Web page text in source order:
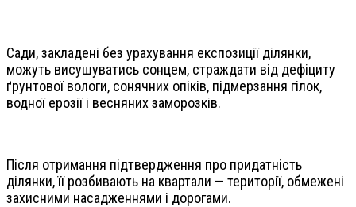
Сади, закладені без урахування експозиції ділянки,
можуть висушуватись сонцем, страждати від дефіциту
ґрунтової вологи, сонячних опіків, підмерзання гілок,
водної ерозії і весняних заморозків.
Після отримання підтвердження про придатність
ділянки, її розбивають на квартали — території, обмежені
захисними насадженнями і дорогами.